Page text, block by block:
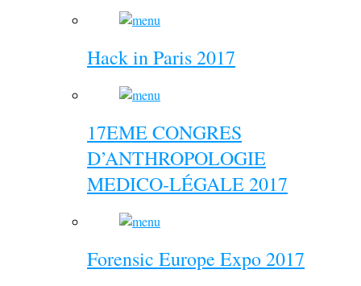
Hack in Paris 2017
17EME CONGRES
D’ANTHROPOLOGIE
MEDICO-LÉGALE 2017
Forensic Europe Expo 2017